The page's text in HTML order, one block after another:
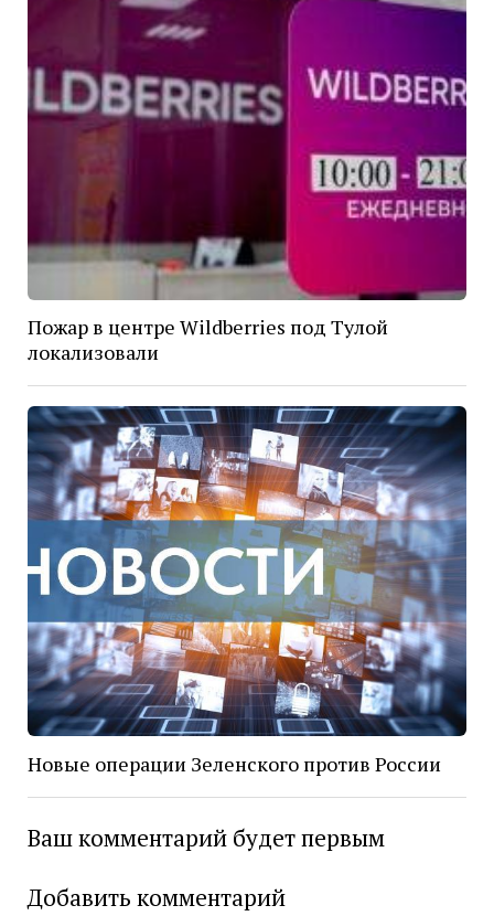
Пожар в центре Wildberries под Тулой
локализовали
Новые операции Зеленского против России
Ваш комментарий будет первым
Добавить комментарий